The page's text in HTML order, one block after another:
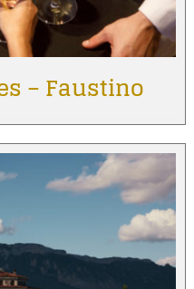
– Faustino